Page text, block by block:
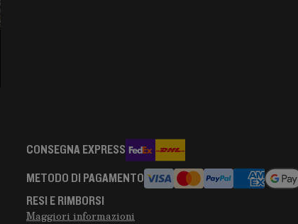
CONSEGNA EXPRESS
METODO DI PAGAMENTO
RESI E RIMBORSI
Maggiori informazioni